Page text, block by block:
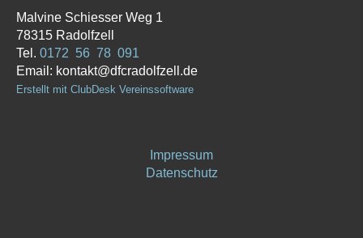
Malvine Schiesser Weg 1
78315 Radolfzell
Tel. 0172 56 78 091
Email: kontakt@dfcradolfzell.de
Erstellt mit ClubDesk Vereinssoftware
Impressum
Datenschutz